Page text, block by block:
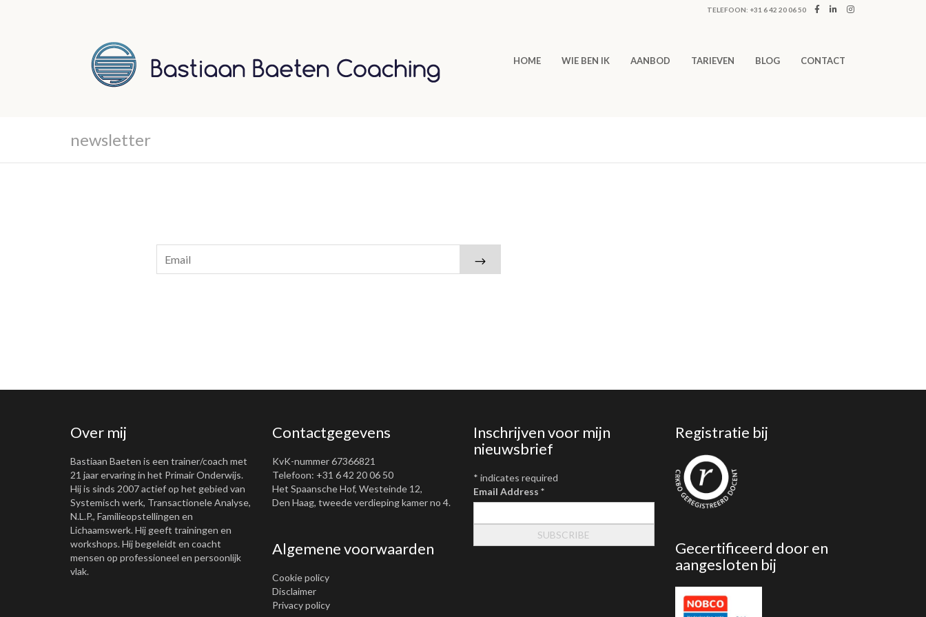
TELEFOON: +31 6 42 20 06 50
HOME WIE BEN IK AANBOD TARIEVEN BLOG CONTACT
newsletter
Over mij
Bastiaan Baeten is een trainer/coach met
21 jaar ervaring in het Primair Onderwijs.
Hij is sinds 2007 actief op het gebied van
Systemisch werk, Transactionele Analyse,
N.L.P., Familieopstellingen en
Lichaamswerk. Hij geeft trainingen en
workshops. Hij begeleidt en coacht
mensen op professioneel en persoonlijk
vlak.
Contactgegevens
KvK-nummer 67366821
Telefoon: +31 6 42 20 06 50
Het Spaansche Hof, Westeinde 12,
Den Haag, tweede verdieping kamer no 4.
Algemene voorwaarden
Cookie policy
Disclaimer
Privacy policy
Inschrijven voor mijn
nieuwsbrief
* indicates required
Email Address *
Registratie bij
Gecertificeerd door en
aangesloten bij